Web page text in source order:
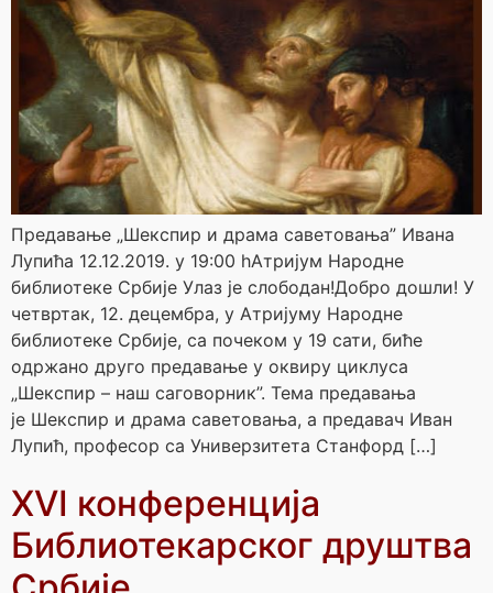
Предавање „Шекспир и драма саветовања” Ивана
Лупића 12.12.2019. у 19:00 hАтријум Народне
библиотеке Србије Улаз је слободан!Добро дошли! У
четвртак, 12. децембра, у Aтријуму Народне
библиотеке Србије, са почеком у 19 сати, биће
одржано друго предавање у оквиру циклуса
„Шекспир – наш саговорник”. Тема предавања
је Шекспир и драма саветовања, a предавач Иван
Лупић, професор са Универзитета Станфорд […]
XVI конференција
Библиотекарског друштва